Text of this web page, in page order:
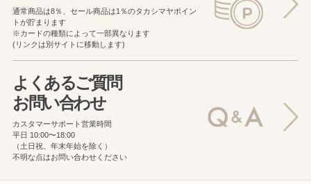
通常商品は8％、セール商品は1％のタカシマヤポイン
トが貯まります
※カードの種類によって一部異なります
(リンクは別サイトに移動します)
よくあるご質問
お問い合わせ
カスタマーサポート営業時間
平日 10:00〜18:00
（土日祝、年末年始を除く）
不明な点はお問い合わせください